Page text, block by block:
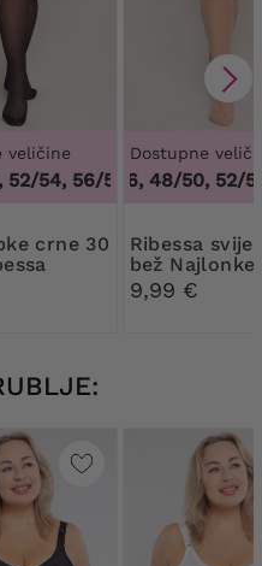
46, 48/50, 52/54, 56/58,
veličine
54, 56/58, 60/62,44/46,
Dostupne
44/46, 48/50, 52/
Ribessa svijetlo
bež Najlonke
DEN
9,99 €